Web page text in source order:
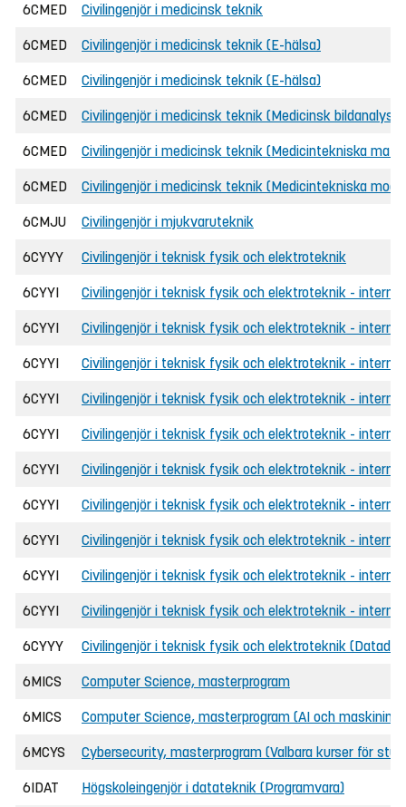
6CMED Civilingenjör i medicinsk teknik
6CMED Civilingenjör i medicinsk teknik (E-hälsa)
6CMED Civilingenjör i medicinsk teknik (E-hälsa)
6CMED Civilingenjör i medicinsk teknik (Medicinsk bildanalys
6CMED Civilingenjör i medicinsk teknik (Medicintekniska
6CMED Civilingenjör i medicinsk teknik (Medicintekniska
6CMJU Civilingenjör i mjukvaruteknik
6CYYY Civilingenjör i teknisk fysik och elektroteknik
6CYYI Civilingenjör i teknisk fysik och elektroteknik -
6CYYI Civilingenjör i teknisk fysik och elektroteknik -
6CYYI Civilingenjör i teknisk fysik och elektroteknik -
6CYYI Civilingenjör i teknisk fysik och elektroteknik -
6CYYI Civilingenjör i teknisk fysik och elektroteknik -
6CYYI Civilingenjör i teknisk fysik och elektroteknik -
6CYYI Civilingenjör i teknisk fysik och elektroteknik -
6CYYI Civilingenjör i teknisk fysik och elektroteknik -
6CYYI Civilingenjör i teknisk fysik och elektroteknik -
6CYYI Civilingenjör i teknisk fysik och elektroteknik -
6CYYY Civilingenjör i teknisk fysik och elektroteknik
6MICS Computer Science, masterprogram
6MICS Computer Science, masterprogram (AI och
6MCYS Cybersecurity, masterprogram (Valbara kurser för
6IDAT Högskoleingenjör i datateknik (Programvara)